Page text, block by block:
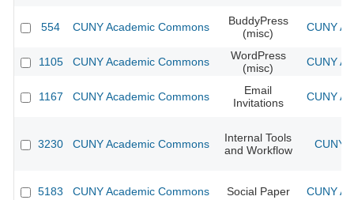
554 CUNY Academic Commons
BuddyPress
(misc)
CUNY
1105 CUNY Academic Commons
WordPress
(misc)
CUNY
1167 CUNY Academic Commons
Email
Invitations
CUNY
3230 CUNY Academic Commons
Internal Tools
and Workflow
CUNY
5183 CUNY Academic Commons Social Paper CUNY